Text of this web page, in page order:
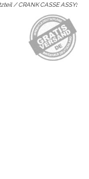
/ CRANK CASSE ASSY: